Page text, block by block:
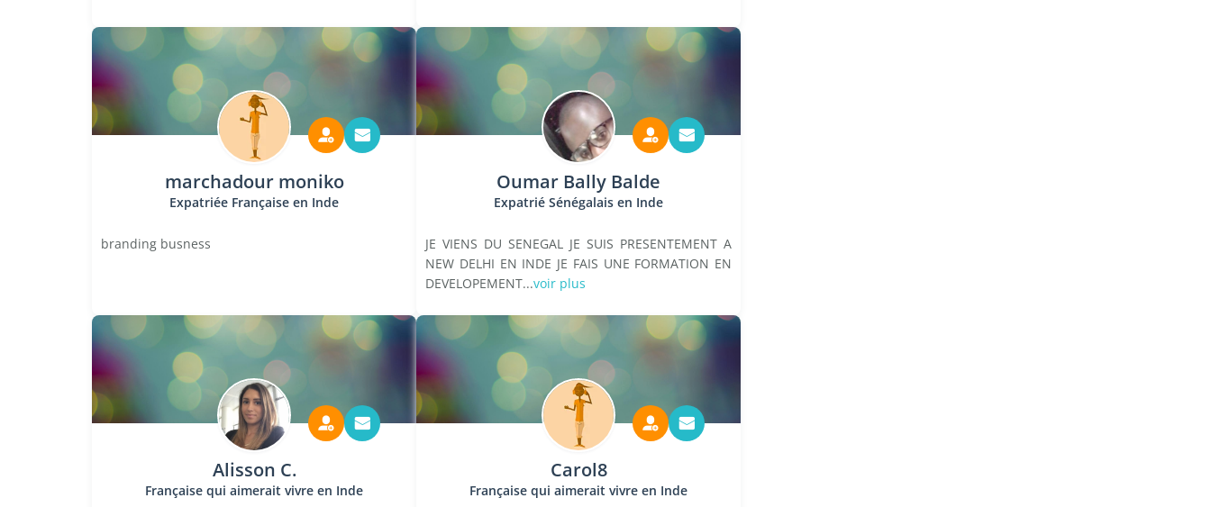
marchadour moniko
Expatriée Française en Inde
branding busness
Oumar Bally Balde
Expatrié Sénégalais en Inde
JE VIENS DU SENEGAL JE SUIS PRESENTEMENT A
NEW DELHI EN INDE JE FAIS UNE FORMATION EN
DEVELOPEMENT...voir plus
Alisson C.
Française qui aimerait vivre en Inde
Carol8
Française qui aimerait vivre en Inde